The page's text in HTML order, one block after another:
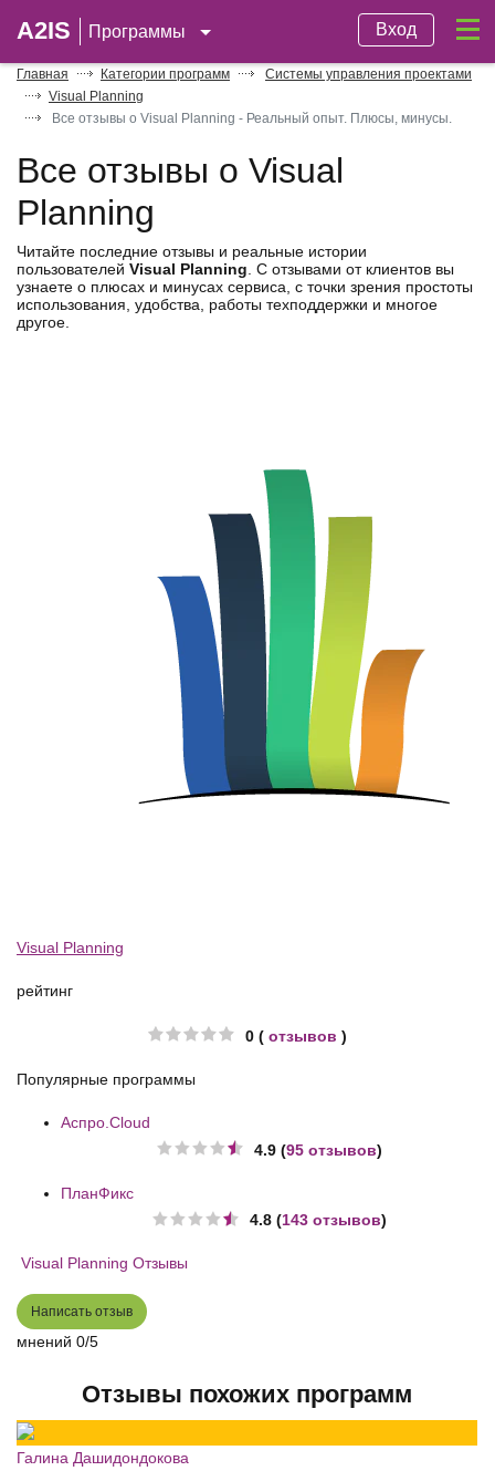
A2IS Программы Вход
Главная Категории программ
Системы управления проектами
Visual Planning
Все отзывы о Visual Planning - Реальный опыт. Плюсы, минусы.
Все отзывы о Visual
Planning
Читайте последние отзывы и реальные истории
пользователей Visual Planning . С отзывами от клиентов вы
узнаете о плюсах и минусах сервиса, с точки зрения простоты
использования, удобства, работы техподдержки и многое
другое.
Visual Planning
рейтинг
0 ( отзывов )
Популярные программы
Аспро.Cloud
4.9 (95 отзывов)
ПланФикс
4.8 (143 отзывов)
Visual Planning Отзывы
Написать отзыв
мнений 0/5
Отзывы похожих программ
Галина Дашидондокова